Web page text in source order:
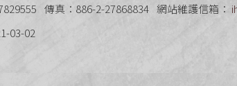
傳真：886-2-27868834 網站維護信箱：
03-02